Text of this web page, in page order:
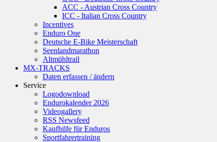
ACC - Austrian Cross Country
ICC - Italian Cross Country
Incentives
Enduro One
Deutsche E-Bike Meisterschaft
Seenlandmarathon
Altmühltrail
MX-TRACKS
Daten erfassen / ändern
Service
Logodownload
Endurokalender 2026
Videogallery
RSS Newsfeed
Kaufhilfe für Enduros
Sportfahrertraining